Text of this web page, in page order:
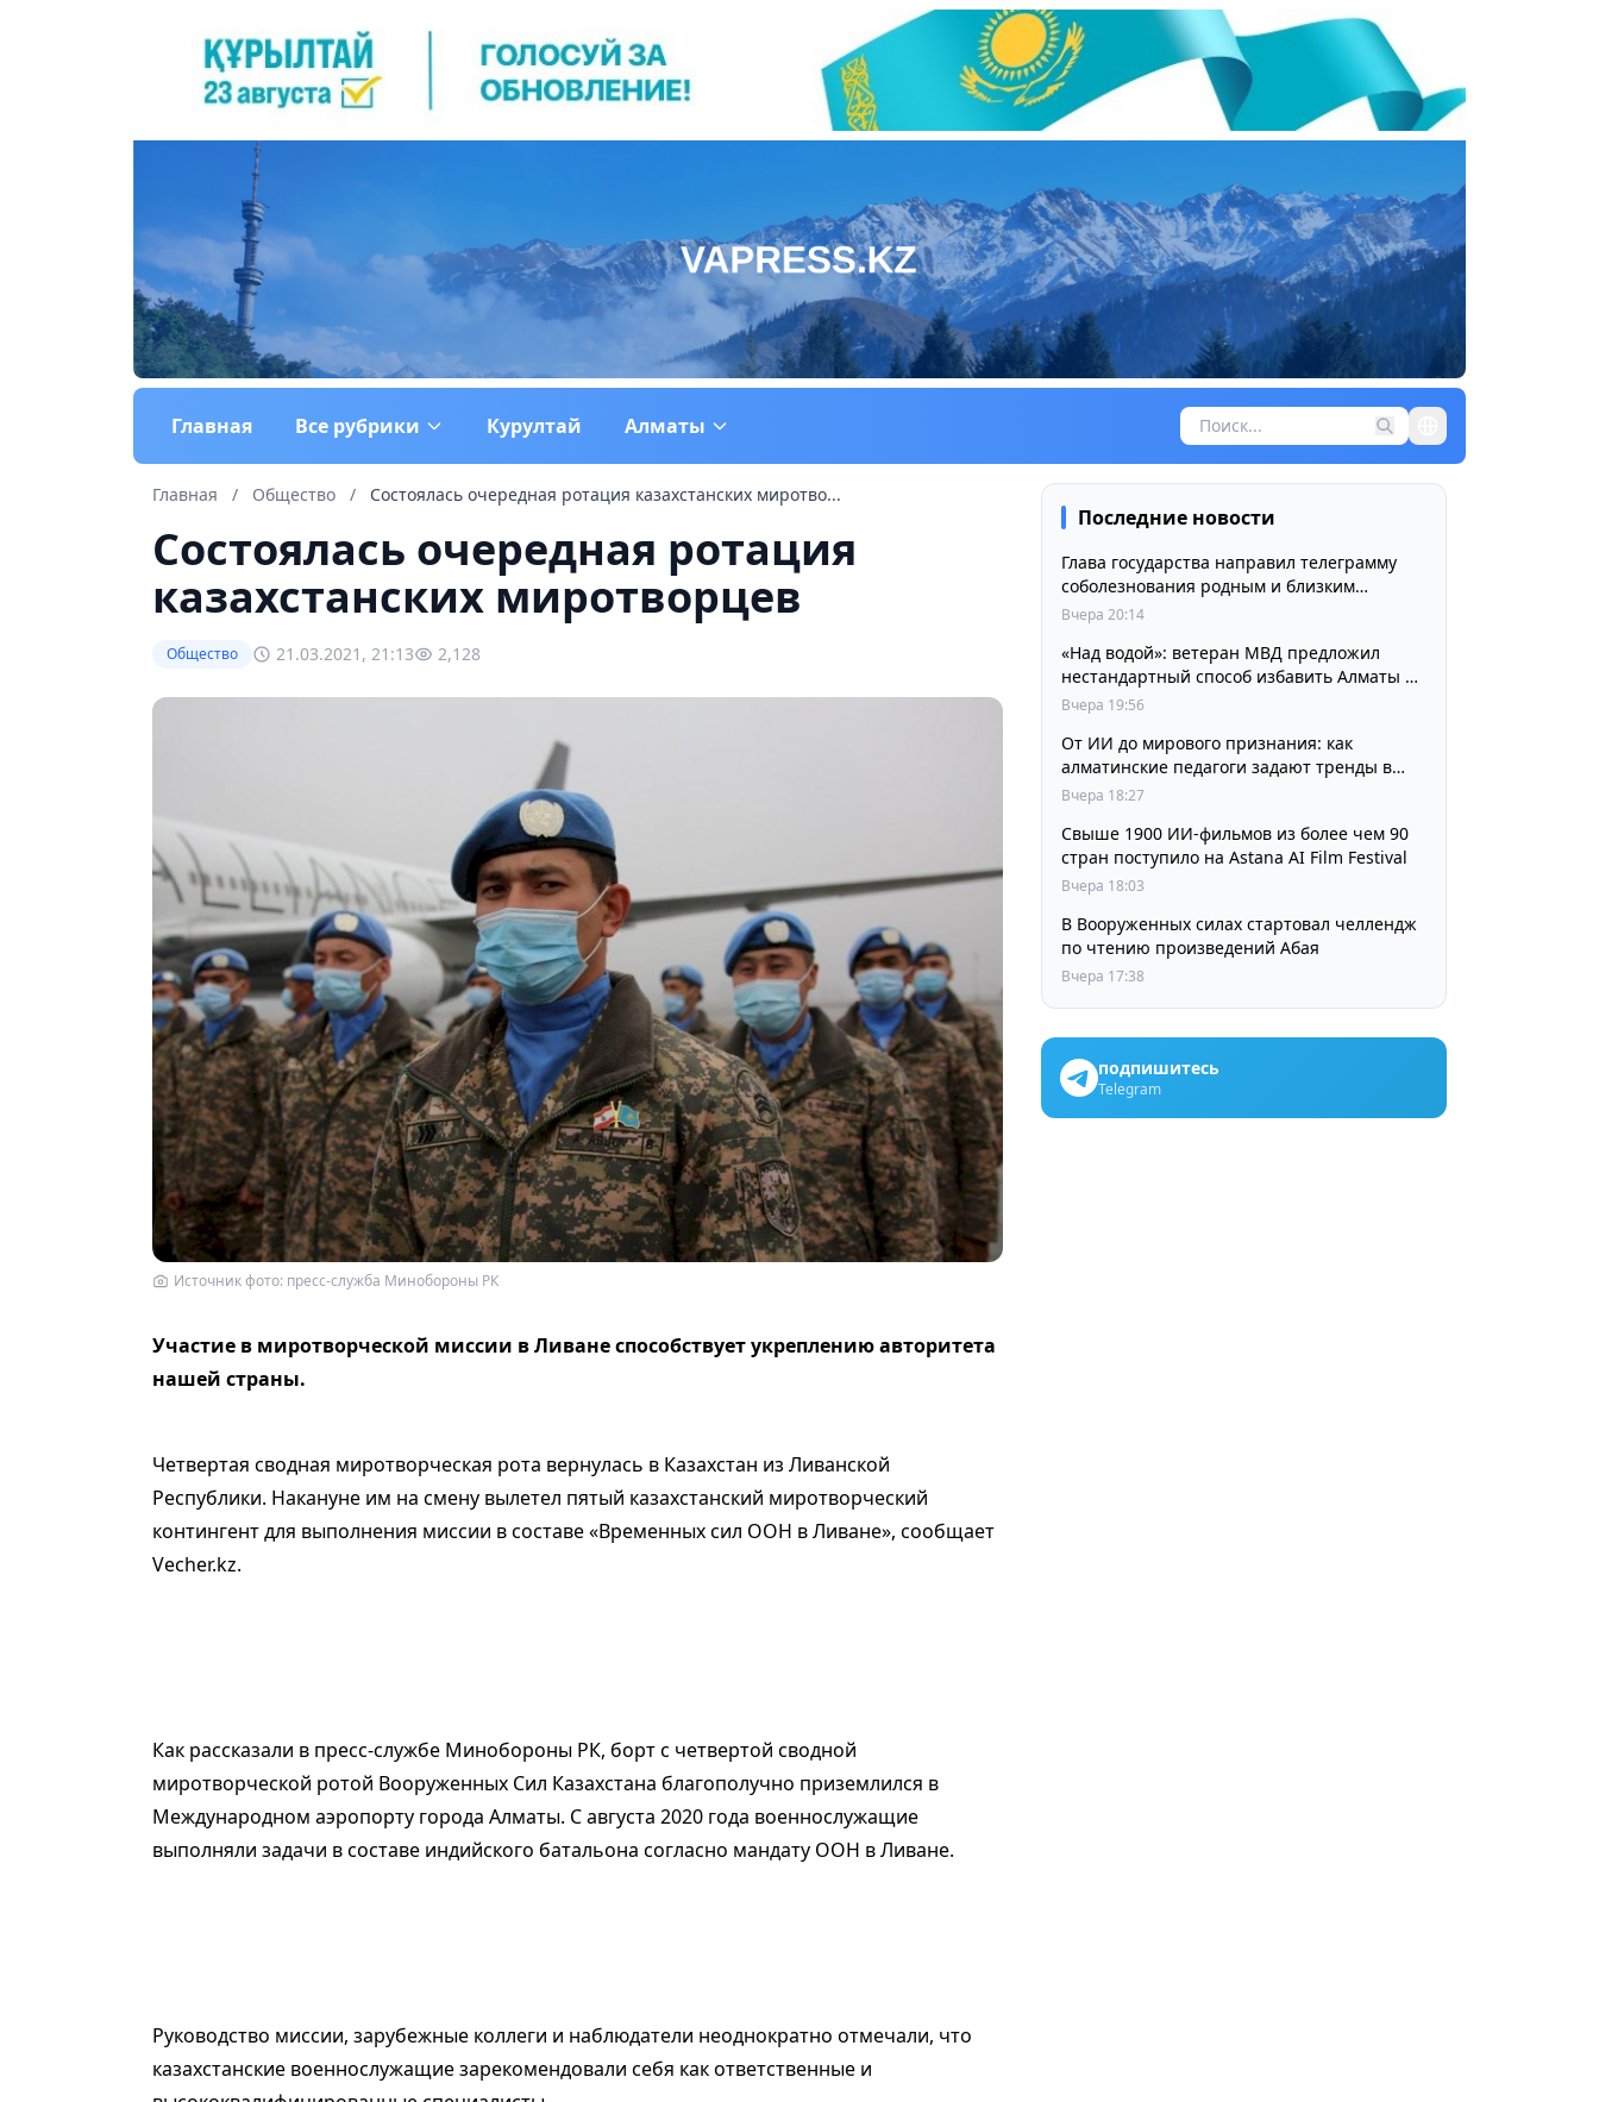
Главная Все рубрики Курултай Алматы
Главная / Общество / Состоялась очередная ротация казахстанских миротво...
Состоялась очередная ротация
казахстанских миротворцев
Общество 21.03.2021, 21:13 2,128
Источник фото: пресс-служба Минобороны РК
Участие в миротворческой миссии в Ливане способствует укреплению авторитета
нашей страны.
Четвертая сводная миротворческая рота вернулась в Казахстан из Ливанской
Республики. Накануне им на смену вылетел пятый казахстанский миротворческий
контингент для выполнения миссии в составе «Временных сил ООН в Ливане», сообщает
Vecher.kz.
Как рассказали в пресс-службе Минобороны РК, борт с четвертой сводной
миротворческой ротой Вооруженных Сил Казахстана благополучно приземлился в
Международном аэропорту города Алматы. С августа 2020 года военнослужащие
выполняли задачи в составе индийского батальона согласно мандату ООН в Ливане.
Руководство миссии, зарубежные коллеги и наблюдатели неоднократно отмечали, что
казахстанские военнослужащие зарекомендовали себя как ответственные и
Последние новости
Глава государства направил телеграмму
соболезнования родным и близким
выдающегося кинорежиссера Ардака
Вчера 20:14
«Над водой»: ветеран МВД предложил
нестандартный способ избавить Алматы от
пробок и смога
Вчера 19:56
От ИИ до мирового признания: как
алматинские педагоги задают тренды в
изучении языков
Вчера 18:27
Свыше 1900 ИИ-фильмов из более чем 90
стран поступило на Astana AI Film Festival
Вчера 18:03
В Вооруженных силах стартовал челлендж
по чтению произведений Абая
Вчера 17:38
подпишитесь
Telegram